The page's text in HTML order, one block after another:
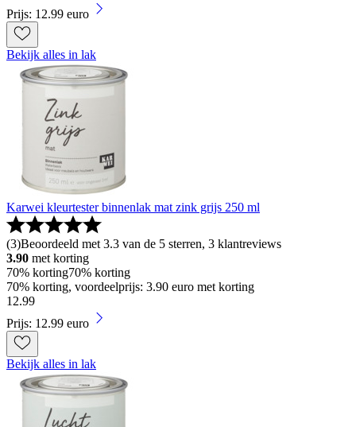
Prijs: 12.99 euro
Bekijk alles in lak
Karwei kleurtester binnenlak mat zink grijs 250 ml
(3)Beoordeeld met 3.3 van de 5 sterren, 3 klantreviews
3.90 met korting
70% korting70% korting
70% korting, voordeelprijs: 3.90 euro met korting
12.99
Prijs: 12.99 euro
Bekijk alles in lak